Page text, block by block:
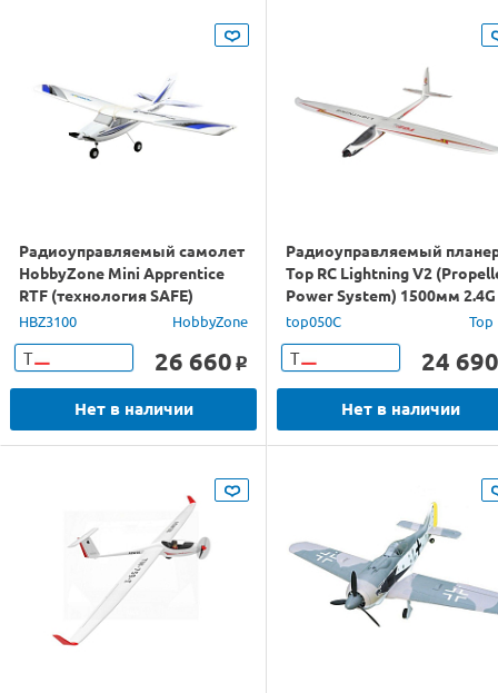
Радиоуправляемый самолет
HobbyZone Mini Apprentice
RTF (технология SAFE)
HBZ3100 HobbyZone
Т 26 660 o
Нет в наличии
Радиоуправляемый
Top RC Lightning V2
Power System) 1500мм
ch LiPo RTF
top050C Top
Т 24 690
Нет в наличии